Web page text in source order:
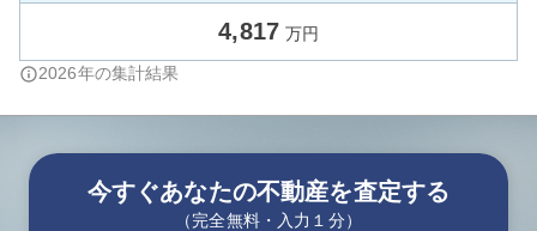
4,817 万円
2026年の集計結果
今すぐあなたの不動産を査定する
（完全無料・入力１分）